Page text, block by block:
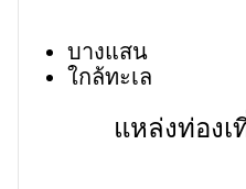
บางแสน
ใกล้ทะเล
แหล่งท่องเ